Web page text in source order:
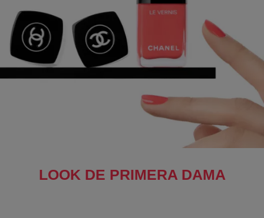
LOOK DE PRIMERA DAMA